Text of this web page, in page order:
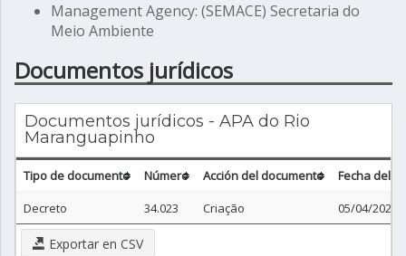
Management Agency: (SEMACE) Secretaria do
Meio Ambiente
Documentos jurídicos
Documentos jurídicos - APA do Rio
Maranguapinho
Tipo de documento Número Acción del documento
Fecha del
Decreto
34.023 Criação 05/04/2021
Exportar en CSV